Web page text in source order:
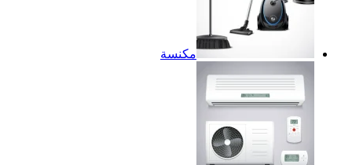
مكنسة